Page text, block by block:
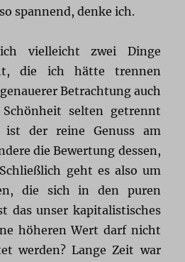
spannend, denke ich.
vielleicht zwei Dinge
die ich hätte trennen
Betrachtung auch
selten getrennt
ist der reine Genuss am
die Bewertung dessen,
geht es also um
die sich in den puren
das unser kapitalistisches
höheren Wert darf nicht
werden? Lange Zeit war